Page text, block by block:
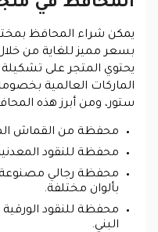
المحافظ في
يمكن شراء المحافظ
بسعر مميز للغاية من
يحتوي المتجر على
الماركات العالمية
ستور، ومن أبرز هذه
محفظة من القماش
محفظة للنقود
محفظة رجالي مصنوعة
بألوان مختلفة.
محفظة للنقود الورقية
البني.